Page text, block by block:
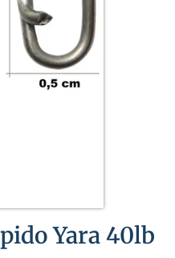
Yara 40lb